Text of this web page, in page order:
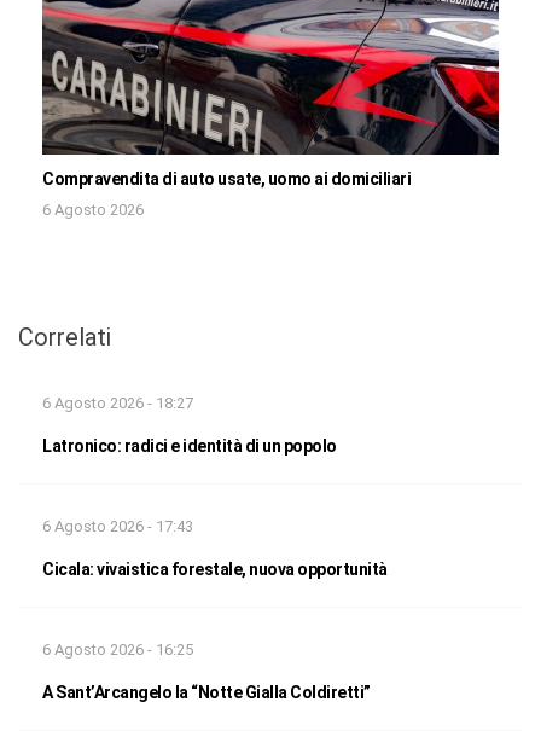
Compravendita di auto usate, uomo ai domiciliari
6 Agosto 2026
Correlati
6 Agosto 2026 - 18:27
Latronico: radici e identità di un popolo
6 Agosto 2026 - 17:43
Cicala: vivaistica forestale, nuova opportunità
6 Agosto 2026 - 16:25
A Sant’Arcangelo la “Notte Gialla Coldiretti”